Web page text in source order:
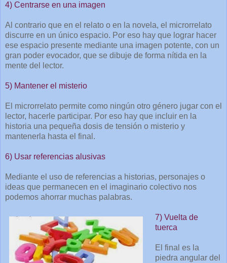
4) Centrarse en una imagen
Al contrario que en el relato o en la novela, el microrrelato
discurre en un único espacio. Por eso hay que lograr hacer
ese espacio presente mediante una imagen potente, con un
gran poder evocador, que se dibuje de forma nítida en la
mente del lector.
5) Mantener el misterio
El microrrelato permite como ningún otro género jugar con el
lector, hacerle participar. Por eso hay que incluir en la
historia una pequeña dosis de tensión o misterio y
mantenerla hasta el final.
6) Usar referencias alusivas
Mediante el uso de referencias a historias, personajes o
ideas que permanecen en el imaginario colectivo nos
podemos ahorrar muchas palabras.
7) Vuelta de
tuerca
El final es la
piedra angular del